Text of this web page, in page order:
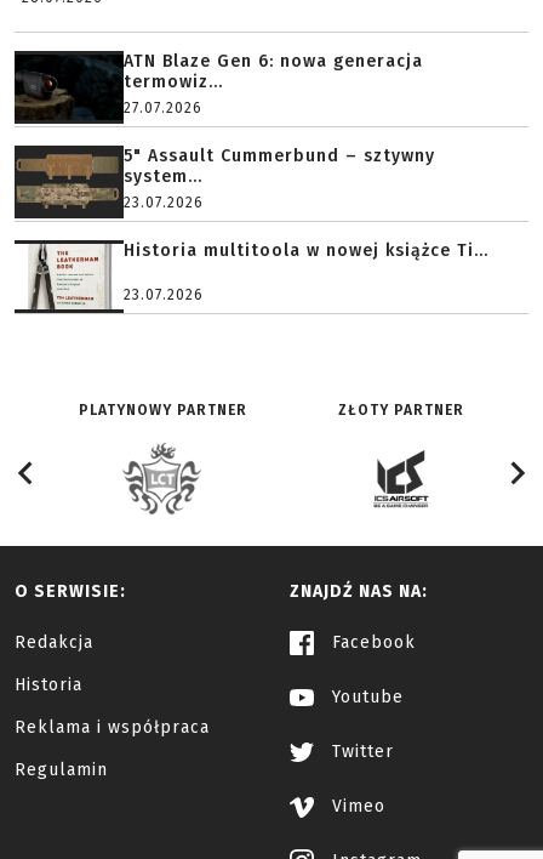
ATN Blaze Gen 6: nowa generacja
termowiz...
27.07.2026
5" Assault Cummerbund – sztywny
system...
23.07.2026
Historia multitoola w nowej książce Ti...
23.07.2026
PLATYNOWY PARTNER ZŁOTY PARTNER
O SERWISIE:
Redakcja
Historia
Reklama i współpraca
Regulamin
ZNAJDŹ NAS NA:
Facebook
Youtube
Twitter
Vimeo